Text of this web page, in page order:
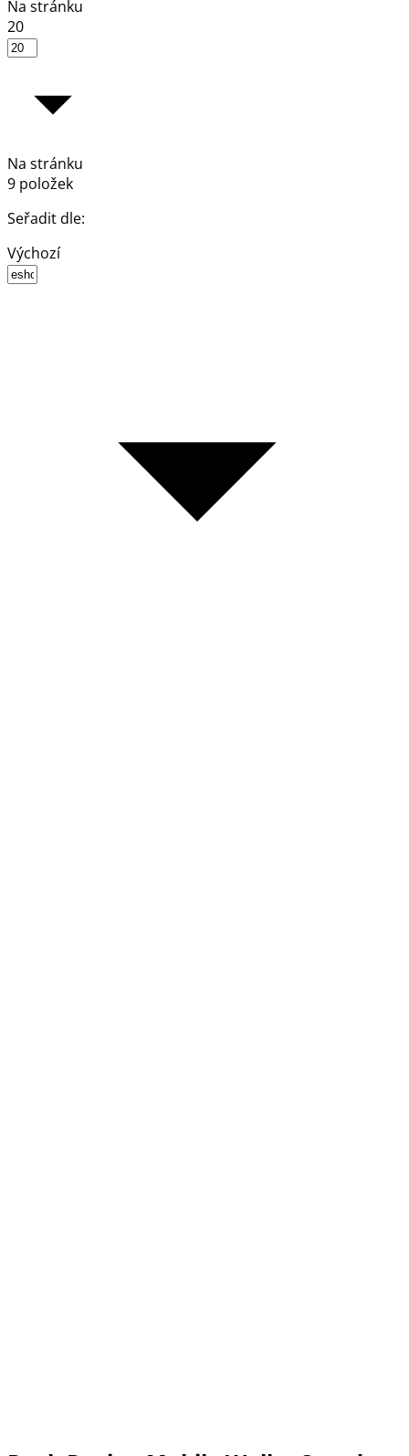
Na stránku
20
Na stránku
9 položek
Seřadit dle:
Výchozí